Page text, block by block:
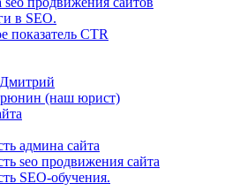
в SEO.
показатель CTR
(наш юрист)
админа сайта
seo продвижения сайта
SEO-обучения.